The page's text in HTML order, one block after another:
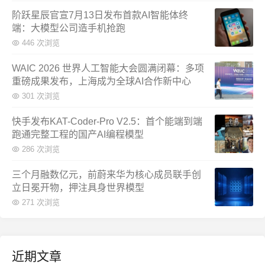
阶跃星辰官宣7月13日发布首款AI智能体终
端：大模型公司造手机抢跑
446 次浏览
WAIC 2026 世界人工智能大会圆满闭幕：多项
重磅成果发布，上海成为全球AI合作新中心
301 次浏览
快手发布KAT-Coder-Pro V2.5：首个能端到端
跑通完整工程的国产AI编程模型
286 次浏览
三个月融数亿元，前蔚来华为核心成员联手创
立日冕开物，押注具身世界模型
271 次浏览
近期文章